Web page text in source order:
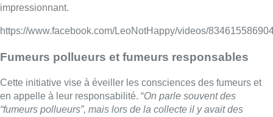
impressionnant.
https://www.facebook.com/LeoNotHappy/videos/
Fumeurs pollueurs et fumeurs responsables
Cette initiative vise à éveiller les consciences des fumeurs et
en appelle à leur responsabilité. “On parle souvent des
“fumeurs pollueurs”, mais lors de la collecte il y avait des